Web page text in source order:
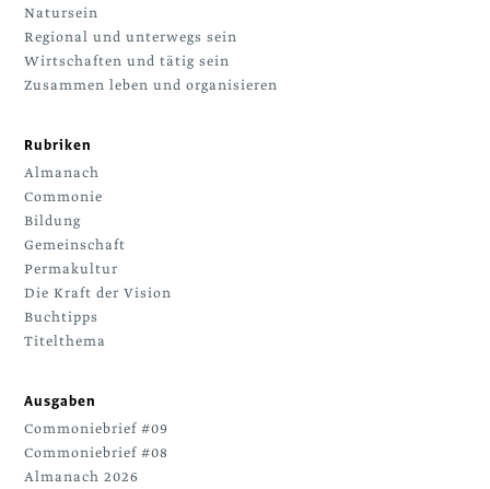
Natursein
Regional und unterwegs sein
Wirtschaften und tätig sein
Zusammen leben und organisieren
Rubriken
Almanach
Commonie
Bildung
Gemeinschaft
Permakultur
Die Kraft der Vision
Buchtipps
Titelthema
Ausgaben
Commoniebrief #09
Commoniebrief #08
Almanach 2026